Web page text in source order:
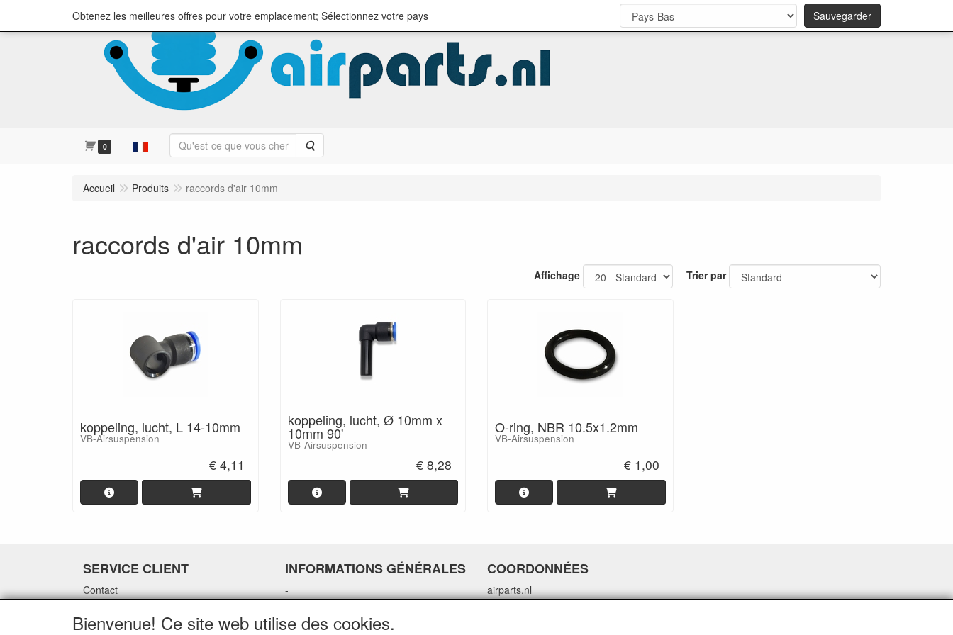
0 Rechercher
Accueil Produits raccords d'air 10mm
raccords d'air 10mm
Affichage Trier par
koppeling, lucht, L 14-10mm
VB-Airsuspension
€ 4,11
koppeling, lucht, Ø 10mm x
10mm 90'
VB-Airsuspension
€ 8,28
O-ring, NBR 10.5x1.2mm
VB-Airsuspension
€ 1,00
SERVICE CLIENT
Contact
Options de paiement
Expédition
-
INFORMATIONS GÉNÉRALES
-
-
-
COORDONNÉES
airparts.nl
Galvaniweg 21
Obtenez les meilleures offres pour votre emplacement; Sélectionnez votre pays Sauvegarder
Bienvenue! Ce site web utilise des cookies.